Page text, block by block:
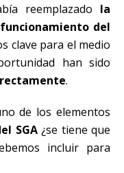
reemplazado la
del
clave para el medio
han sido
.
de los elementos
SGA¿se tiene que
incluir para